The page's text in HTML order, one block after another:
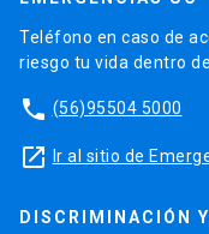
Teléfono en caso de
riesgo tu vida dentro
phone (56)95504 5000
launch Ir al sitio de
DISCRIMINACIÓN